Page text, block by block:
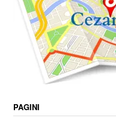
PAGINI